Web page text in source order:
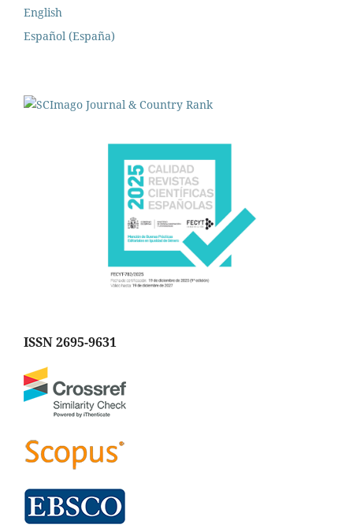
English
Español (España)
ISSN 2695-9631